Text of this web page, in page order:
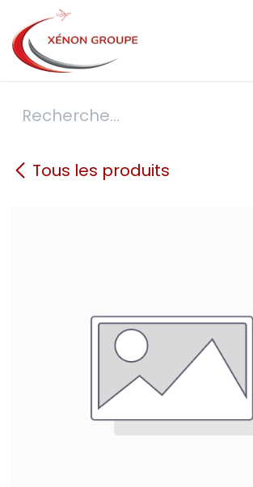
Se rendre au contenu
Tous les produits